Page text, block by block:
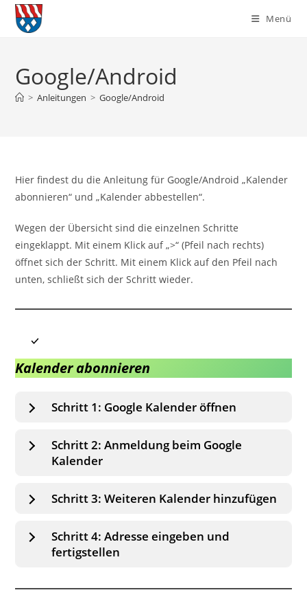
Zum
Inhalt
Menü
Google/Android
> Anleitungen > Google/Android
Hier findest du die Anleitung für Google/Android „Kalender
abonnieren“ und „Kalender abbestellen“.
Wegen der Übersicht sind die einzelnen Schritte
eingeklappt. Mit einem Klick auf „>“ (Pfeil nach rechts)
öffnet sich der Schritt. Mit einem Klick auf den Pfeil nach
unten, schließt sich der Schritt wieder.
Kalender abonnieren
Schritt 1: Google Kalender öffnen
Schritt 2: Anmeldung beim Google
Kalender
Schritt 3: Weiteren Kalender hinzufügen
Schritt 4: Adresse eingeben und
fertigstellen